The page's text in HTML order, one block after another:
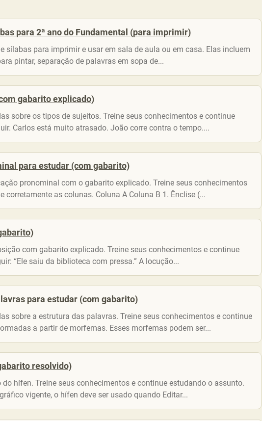
para 2ª ano do Fundamental (para imprimir)
sílabas para imprimir e usar em sala de aula ou em casa. Elas incluem
pintar, separação de palavras em sopa de...
gabarito explicado)
sobre os tipos de sujeitos. Treine seus conhecimentos e continue
Carlos está muito atrasado. João corre contra o tempo....
para estudar (com gabarito)
pronominal com o gabarito explicado. Treine seus conhecimentos
corretamente as colunas. Coluna A Coluna B 1. Ênclise (...
com gabarito explicado. Treine seus conhecimentos e continue
“Ele saiu da biblioteca com pressa.” A locução...
para estudar (com gabarito)
sobre a estrutura das palavras. Treine seus conhecimentos e continue
a partir de morfemas. Esses morfemas podem ser...
resolvido)
hífen. Treine seus conhecimentos e continue estudando o assunto.
vigente, o hífen deve ser usado quando Editar...